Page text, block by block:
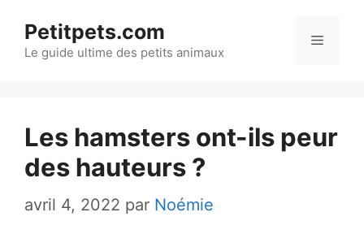
contenu
Petitpets.com
Le guide ultime des petits animaux
Menu
Les hamsters ont-ils peur
des hauteurs ?
avril 4, 2022 par Noémie